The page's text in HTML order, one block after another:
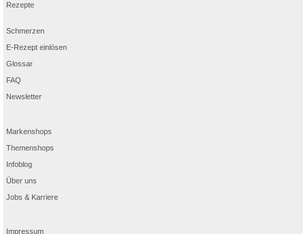
Rezepte
Schmerzen
E-Rezept einlösen
Glossar
FAQ
Newsletter
Markenshops
Themenshops
Infoblog
Über uns
Jobs & Karriere
Impressum